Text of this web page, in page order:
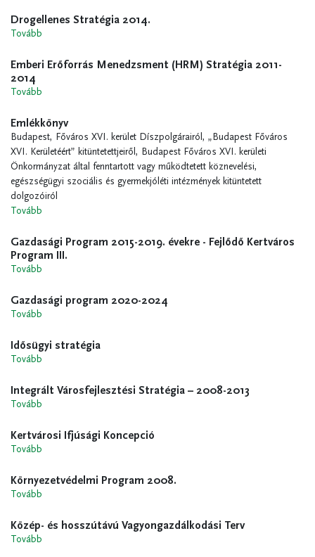
Drogellenes Stratégia 2014.
Tovább
Emberi Erőforrás Menedzsment (HRM) Stratégia 2011-
2014
Tovább
Emlékkönyv
Budapest, Főváros XVI. kerület Díszpolgárairól, „Budapest Főváros
XVI. Kerületéért” kitüntetettjeiről, Budapest Főváros XVI. kerületi
Önkormányzat által fenntartott vagy működtetett köznevelési,
egészségügyi szociális és gyermekjóléti intézmények kitüntetett
dolgozóiról
Tovább
Gazdasági Program 2015-2019. évekre - Fejlődő Kertváros
Program III.
Tovább
Gazdasági program 2020-2024
Tovább
Idősügyi stratégia
Tovább
Integrált Városfejlesztési Stratégia – 2008-2013
Tovább
Kertvárosi Ifjúsági Koncepció
Tovább
Környezetvédelmi Program 2008.
Tovább
Közép- és hosszútávú Vagyongazdálkodási Terv
Tovább